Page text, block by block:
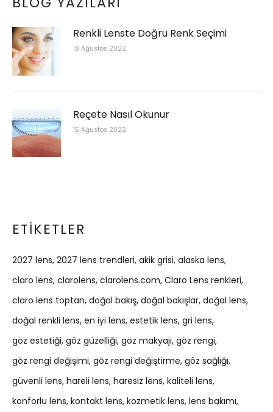
Renkli Lenste Doğru Renk Seçimi
18 Ağustos 2022
Reçete Nasıl Okunur
16 Ağustos 2022
ETIKETLER
2027 lens 2027 lens trendleri akik grisi alaska lens
claro lens clarolens clarolens.com Claro Lens renkleri
claro lens toptan doğal bakış doğal bakışlar doğal lens
doğal renkli lens en iyi lens estetik lens gri lens
göz estetiği göz güzelliği göz makyajı göz rengi
göz rengi değişimi göz rengi değiştirme göz sağlığı
güvenli lens hareli lens haresiz lens kaliteli lens
konforlu lens kontakt lens kozmetik lens lens bakımı